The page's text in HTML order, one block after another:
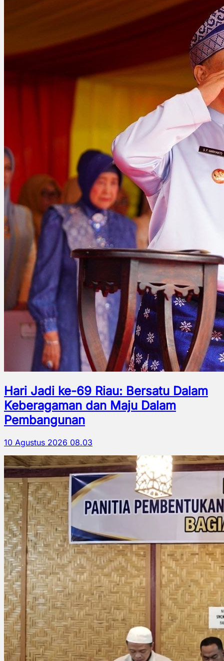
Hari Jadi ke-69 Riau: Bersatu Dalam
Keberagaman dan Maju Dalam
Pembangunan
10 Agustus 2026 08.03